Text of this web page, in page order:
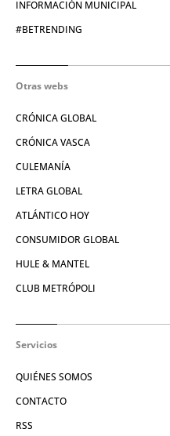
INFORMACIÓN MUNICIPAL
#BETRENDING
Otras webs
CRÓNICA GLOBAL
CRÓNICA VASCA
CULEMANÍA
LETRA GLOBAL
ATLÁNTICO HOY
CONSUMIDOR GLOBAL
HULE & MANTEL
CLUB METRÓPOLI
Servicios
QUIÉNES SOMOS
CONTACTO
RSS